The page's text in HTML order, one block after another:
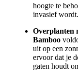
hoogte te
invasief wordt.
Overplanten
Bamboo
uit op een
ervoor dat je
gaten houdt